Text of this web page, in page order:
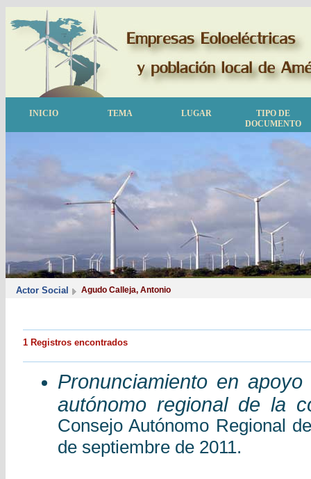
INICIO TEMA LUGAR
TIPO DE
DOCUMENTO
Actor Social Agudo Calleja, Antonio
1 Registros encontrados
Pronunciamiento en
autónomo regional de la
Consejo Autónomo Regional
de septiembre de 2011.